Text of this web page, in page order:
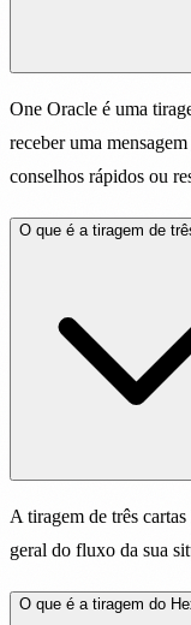
One Oracle é uma
receber uma
conselhos rápidos ou
O que é a tiragem de
A tiragem de três
geral do fluxo da sua
O que é a tiragem do